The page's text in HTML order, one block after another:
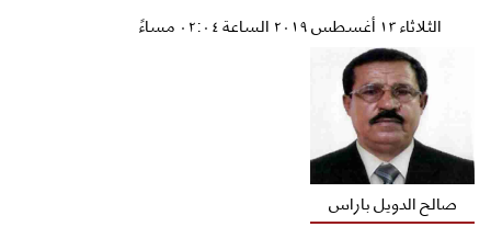
الثلاثاء ١٣ أغسطس ٢٠١٩ الساعة ٠٢:٠٤ مساءً
صالح الدويل باراس